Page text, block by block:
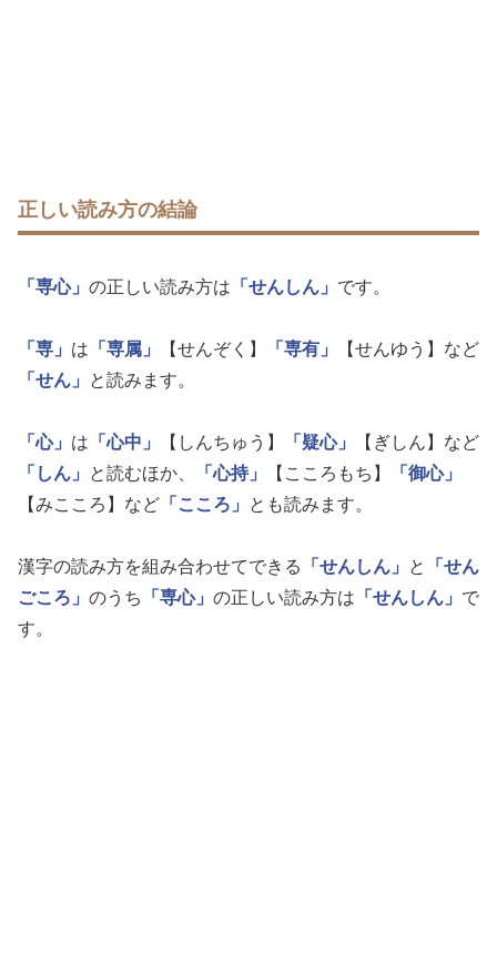
正しい読み方の結論
「専心」 の正しい読み方は 「せんしん」 です。
「専」 は 「専属」 【せんぞく】 「専有」
【せんゆう】など
「せん」
と読みます。
「心」 は 「心中」 【しんちゅう】 「疑心」
【ぎしん】など
「しん」
と読むほか、 「心持」 【こころもち】
「御心」
【みこころ】など 「こころ」 とも読みます。
漢字の読み方を組み合わせてできる 「せんしん」 と
「せん
ごころ」 のうち 「専心」 の正しい読み方は 「せんしん」 で
す。